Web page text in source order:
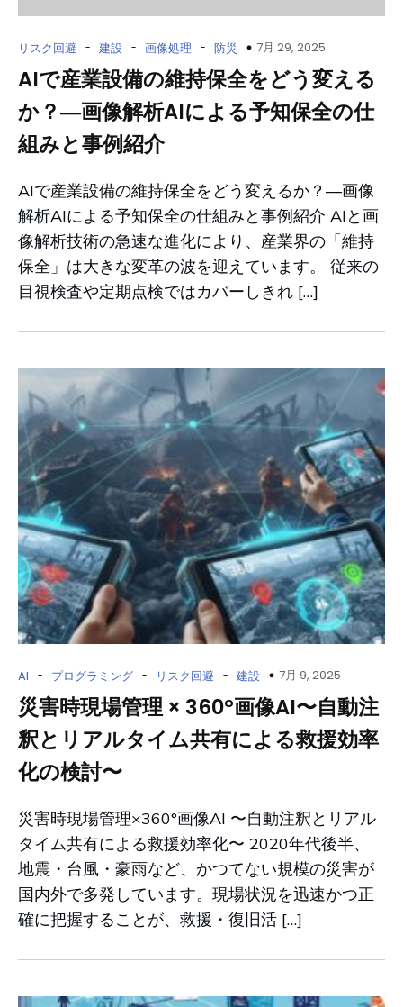
リスク回避 - 建設 - 画像処理 - 防災 7月 29, 2025
AIで産業設備の維持保全をどう変える
か？―画像解析AIによる予知保全の仕
組みと事例紹介
AIで産業設備の維持保全をどう変えるか？―画像
解析AIによる予知保全の仕組みと事例紹介 AIと画
像解析技術の急速な進化により、産業界の「維持
保全」は大きな変革の波を迎えています。 従来の
目視検査や定期点検ではカバーしきれ […]
AI - プログラミング - リスク回避 - 建設 7月 9, 2025
災害時現場管理 × 360°画像AI〜自動注
釈とリアルタイム共有による救援効率
化の検討〜
災害時現場管理×360°画像AI 〜自動注釈とリアル
タイム共有による救援効率化〜 2020年代後半、
地震・台風・豪雨など、かつてない規模の災害が
国内外で多発しています。現場状況を迅速かつ正
確に把握することが、救援・復旧活 […]